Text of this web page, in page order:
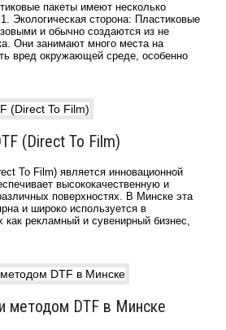
пакеты имеют несколько
Экологическая сторона: Пластиковые
и обычно создаются из не
Они занимают много места на
вред окружающей среде, особенно
(Direct To Film)
To Film) является инновационной
высококачественную и
поверхностях. В Минске эта
и широко используется в
как рекламный и сувенирный бизнес,
методом DTF в Минске